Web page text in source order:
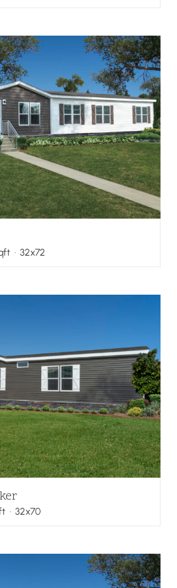
· 32x72
· 32x70